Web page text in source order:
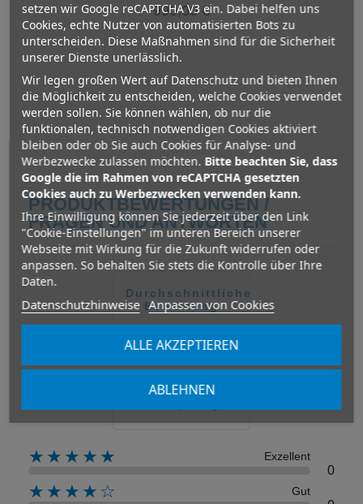
990,00 €
Variante auswählen
PRODUKTBEWERTUNGEN /
FRAGEN UND ANTWORTEN
Durchschnittliche
Bewertung
0.0
★★★★★ Exzellent
0
★★★★☆ Gut
setzen wir Google reCAPTCHA V3 ein. Dabei helfen uns
Cookies, echte Nutzer von automatisierten Bots zu
unterscheiden. Diese Maßnahmen sind für die Sicherheit
unserer Dienste unerlässlich.
Wir legen großen Wert auf Datenschutz und bieten Ihnen
die Möglichkeit zu entscheiden, welche Cookies verwendet
werden sollen. Sie können wählen, ob nur die
funktionalen, technisch notwendigen Cookies aktiviert
bleiben oder ob Sie auch Cookies für Analyse- und
Werbezwecke zulassen möchten. Bitte beachten Sie, dass
Google die im Rahmen von reCAPTCHA gesetzten
Cookies auch zu Werbezwecken verwenden kann.
Ihre Einwilligung können Sie jederzeit über den Link
"Cookie-Einstellungen" im unteren Bereich unserer
Webseite mit Wirkung für die Zukunft widerrufen oder
anpassen. So behalten Sie stets die Kontrolle über Ihre
Daten.
Datenschutzhinweise Anpassen von Cookies
ABLEHNEN
ALLE AKZEPTIEREN